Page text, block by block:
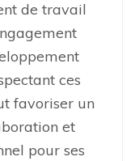
de travail
ces
favoriser un
et
pour ses